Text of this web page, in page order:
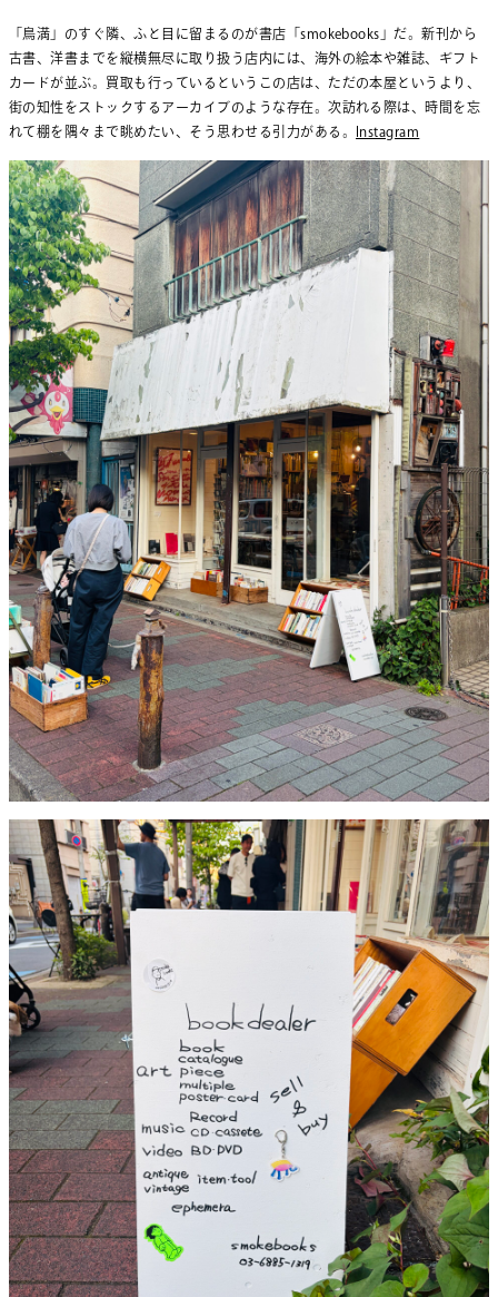
「鳥満」のすぐ隣、ふと目に留まるのが書店「smokebooks」だ。新刊から
古書、洋書までを縦横無尽に取り扱う店内には、海外の絵本や雑誌、ギフト
カードが並ぶ。買取も行っているというこの店は、ただの本屋というより、
街の知性をストックするアーカイブのような存在。次訪れる際は、時間を忘
れて棚を隅々まで眺めたい、そう思わせる引力がある。
Instagram